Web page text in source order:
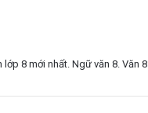
8 mới nhất. Ngữ văn 8. Văn 8